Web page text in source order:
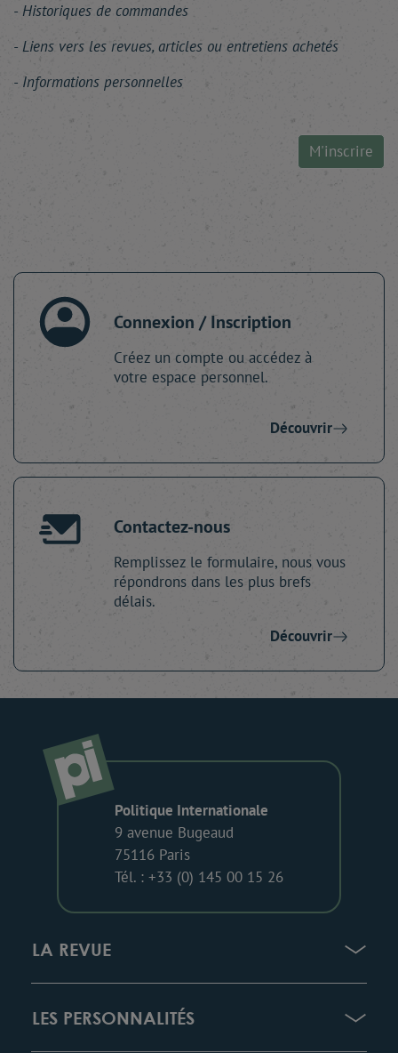
Historiques de commandes
Liens vers les revues, articles ou entretiens achetés
Informations personnelles
M'inscrire
Connexion / Inscription
Créez un compte ou accédez à
votre espace personnel.
Découvrir
Contactez-nous
Remplissez le formulaire, nous vous
répondrons dans les plus brefs
délais.
Découvrir
Politique Internationale
9 avenue Bugeaud
75116 Paris
Tél. : +33 (0) 145 00 15 26
LA REVUE
LES PERSONNALITÉS